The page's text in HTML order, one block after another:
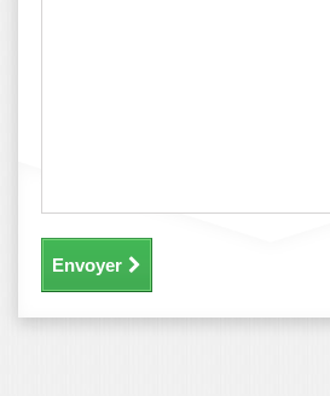
Envoyer